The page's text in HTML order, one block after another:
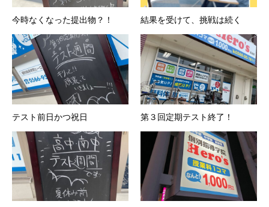
今時なくなった提出物？！ 結果を受けて、挑戦は続く
テスト前日かつ祝日 第３回定期テスト終了！